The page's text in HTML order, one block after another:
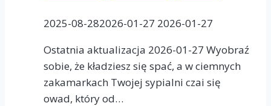
ciała
smuklejsze.
2025-08-282026-01-27 2026-01-27
Ostatnia aktualizacja 2026-01-27 Wyobraź
sobie, że kładziesz się spać, a w ciemnych
zakamarkach Twojej sypialni czai się
owad, który od…